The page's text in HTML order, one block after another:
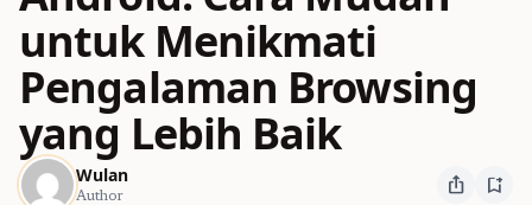
untuk Menikmati
Pengalaman Browsing
yang Lebih Baik
Wulan
Author ios_share bookmark_add